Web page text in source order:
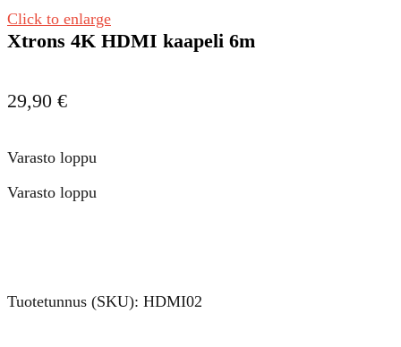
Click to enlarge
Xtrons 4K HDMI kaapeli 6m
29,90 €
Varasto loppu
Varasto loppu
Tuotetunnus (SKU): HDMI02